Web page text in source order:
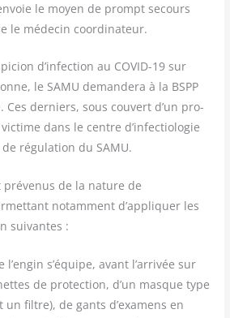
le moyen de prompt secours
le méde­cin coordinateur.
d’infection au COVID-19 sur
le SAMU deman­de­ra à la BSPP
der­niers, sous cou­vert d’un pro­
dans le centre d’infectiologie
régu­la­tion du SAMU.
de la nature de
notam­ment d’appliquer les
suivantes :
l’engin s’équipe, avant l’arrivée sur
de pro­tec­tion, d’un masque type
un filtre), de gants d’examens en